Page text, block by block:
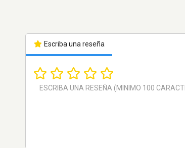
Escriba una reseña